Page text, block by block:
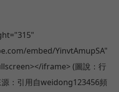
embed/YinvtAmupSA"
iframe> (圖說：行
：引用自weidong123456頻